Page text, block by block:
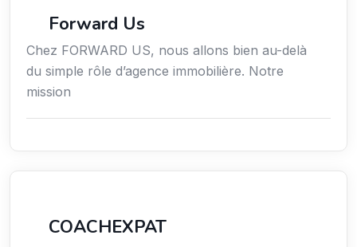
Forward Us
Chez FORWARD US, nous allons bien au-delà
du simple rôle d’agence immobilière. Notre
mission
COACHEXPAT